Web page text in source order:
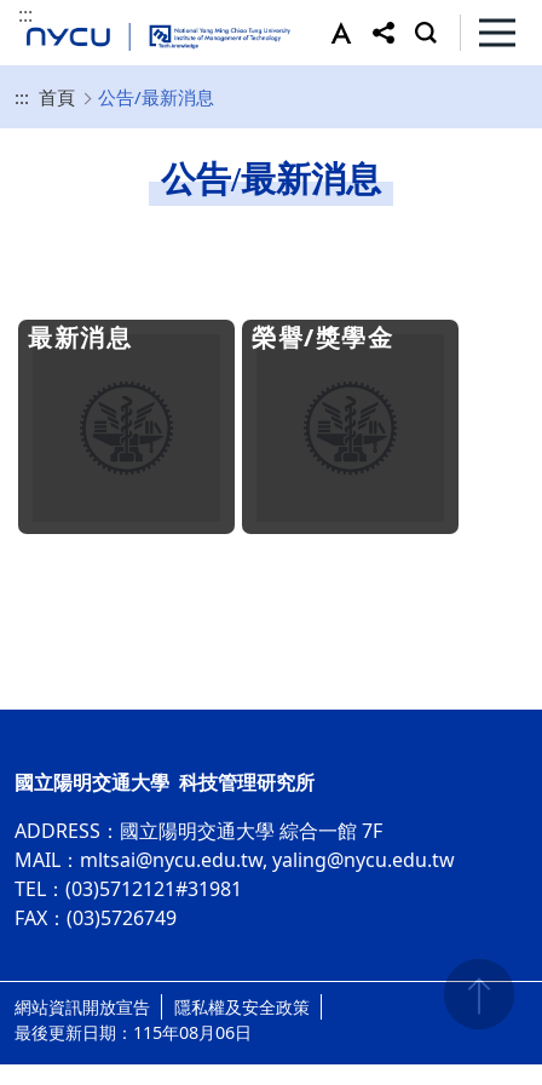
:::
::: 首頁 公告/最新消息
公告/最新消息
最新消息 榮譽/獎學金
國立陽明交通大學 科技管理研究所
ADDRESS： 國立陽明交通大學 綜合一館 7F
MAIL： mltsai@nycu.edu.tw, yaling@nycu.edu.tw
TEL：(03)5712121#31981
FAX：(03)5726749
網站資訊開放宣告
隱私權及安全政策
最後更新日期：115年08月06日